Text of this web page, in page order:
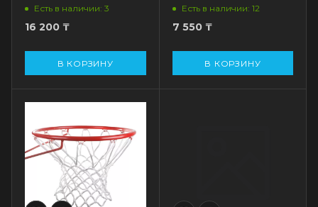
оранжевый
Есть в наличии: 3
16 200 ₸
В КОРЗИНУ
Есть в наличии: 12
7 550₸
В КОРЗИНУ